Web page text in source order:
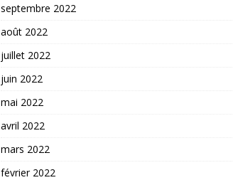
septembre 2022
août 2022
juillet 2022
juin 2022
mai 2022
avril 2022
mars 2022
février 2022